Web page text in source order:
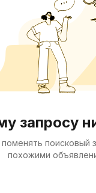
запросу
поисковый
похожими